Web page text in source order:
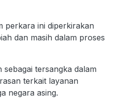
perkara ini diperkirakan
dan masih dalam proses
sebagai tersangka dalam
terkait layanan
negara asing.